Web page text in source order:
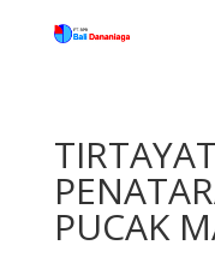
PUCAK